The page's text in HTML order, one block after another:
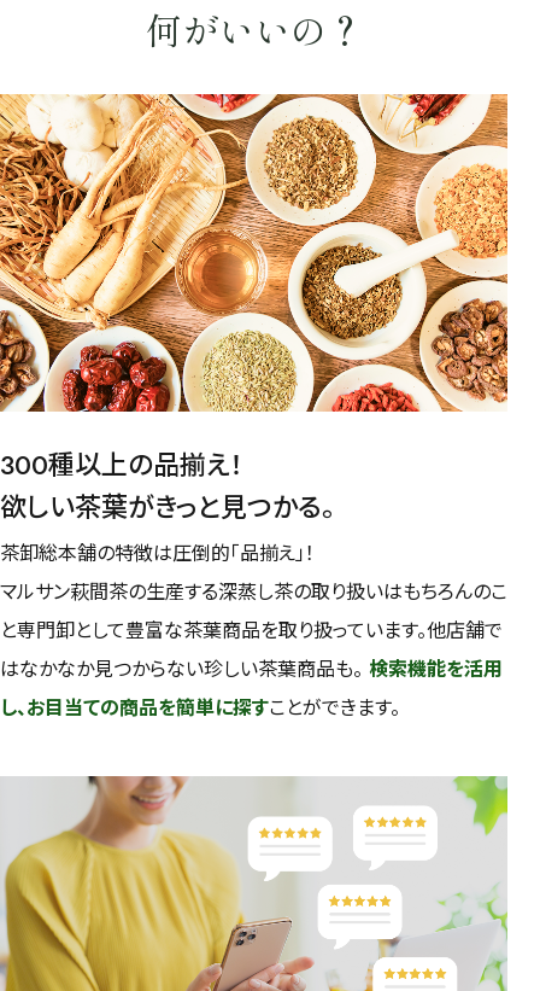
何がいいの？
300種以上の品揃え！
欲しい茶葉がきっと見つかる。
茶卸総本舗の特徴は圧倒的「品揃え」！
マルサン萩間茶の生産する深蒸し茶の取り扱いはもちろんのこ
と専門卸として豊富な茶葉商品を取り扱っています。他店舗で
はなかなか見つからない珍しい茶葉商品も。 検索機能を活用
し、お目当ての商品を簡単に探すことができます。